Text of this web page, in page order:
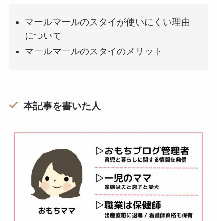
マールマールのスタイが使いにくい理由
について
マールマールのスタイのメリット
本記事を書いた人